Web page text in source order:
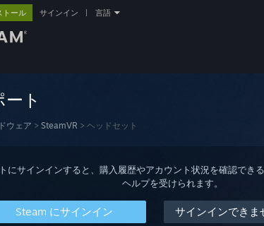
トール サインイン 言語
ト
ウェア > SteamVR > ヘッドセット
にサインインすると、購入履歴やアカウント状況を確認でき
ヘルプを受けられます。
Steam にサインイン サインインできま